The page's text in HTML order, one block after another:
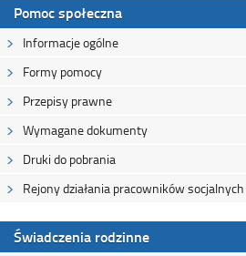
Pomoc społeczna
Informacje ogólne
Formy pomocy
Przepisy prawne
Wymagane dokumenty
Druki do pobrania
Rejony działania pracowników socjalnych
Świadczenia rodzinne